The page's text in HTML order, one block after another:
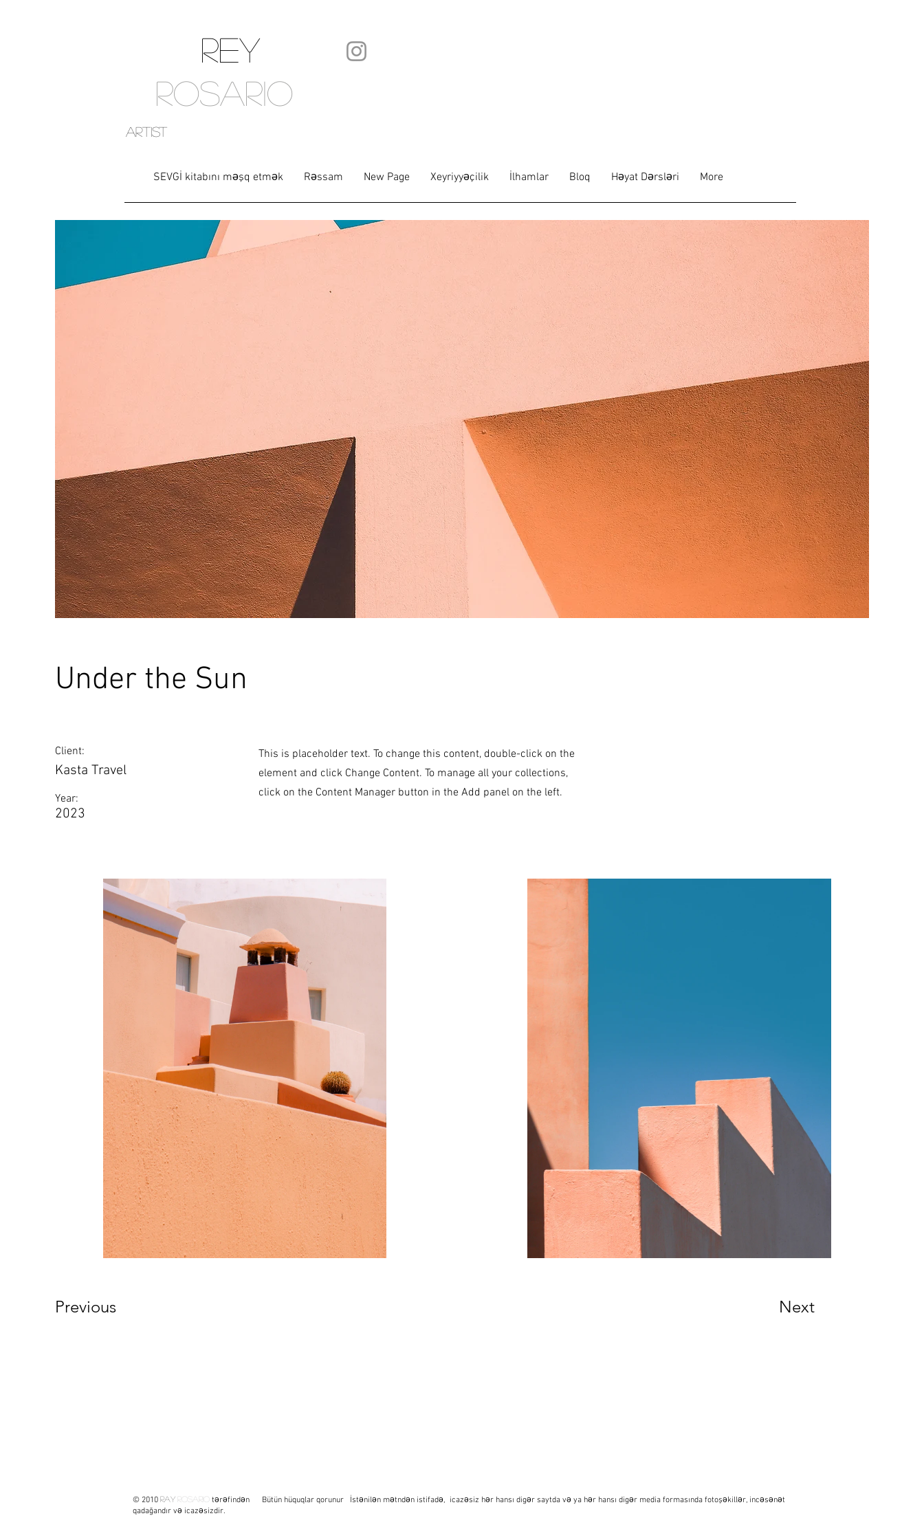
REY
ROSARIO
artist
SEVGİ kitabını məşq etmək Rəssam New Page Xeyriyyəçilik İlhamlar Bloq Həyat Dərsləri More
Under the Sun
Client:
Kasta Travel
Year:
2023
This is placeholder text. To change this content, double-click on the
element and click Change Content. To manage all your collections,
click on the Content Manager button in the Add panel on the left.
Previous Next
© 2010 Ray Rosario
tərəfindən Bütün hüquqlar qorunur İstənilən mətndən istifadə, icazəsiz hər hansı digər saytda və ya hər hansı digər media formasında fotoşəkillər, incəsənət
qadağandır və icazəsizdir.